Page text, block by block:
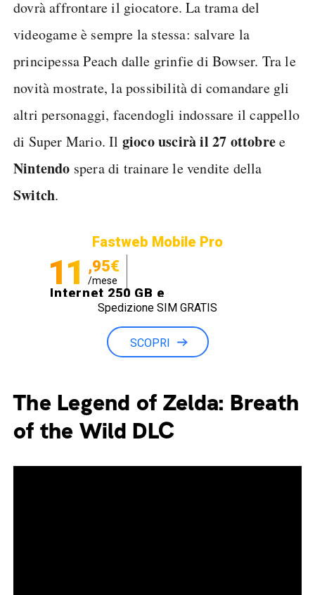
dovrà affrontare il giocatore. La trama del
videogame è sempre la stessa: salvare la
principessa Peach dalle grinfie di Bowser. Tra le
novità mostrate, la possibilità di comandare gli
altri personaggi, facendogli indossare il cappello
di Super Mario. Il gioco uscirà il 27 ottobree
Nintendo spera di trainare le vendite della
Switch.
Fastweb Mobile Pro
11 ,95€
/mese
Internet 250 GB e
Minuti illimitati
Spedizione SIM GRATIS
SCOPRI
The Legend of Zelda: Breath
of the Wild DLC